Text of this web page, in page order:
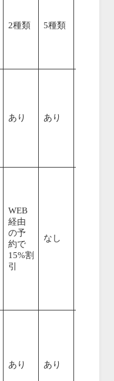
2種類 5種類
あり あり
WEB
経由
の予
約で
15%割
引
なし
あり あり